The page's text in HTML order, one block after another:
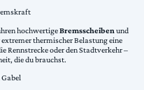
hochwertigeBremsscheiben und
thermischer Belastung eine
Rennstrecke oder den Stadtverkehr –
die du brauchst.